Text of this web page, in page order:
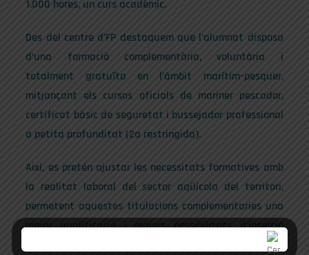
1.000 hores, un curs acadèmic.
Des del centre d’FP destaquem que l’alumnat disposa
d’una formació complementària, voluntària i
totalment gratuïta en l’àmbit marítim-pesquer,
mitjançant els cursos oficials de mariner pescador,
certificat bàsic de seguretat i bussejador professional
a petita profunditat (2a restringida).
Així, es pretén ajustar les necessitats formatives amb
la realitat laboral del sector aqüícola del territori,
permetent aquestes titulacions complementaries una
major qualificació i majors possibilitats d’inserció